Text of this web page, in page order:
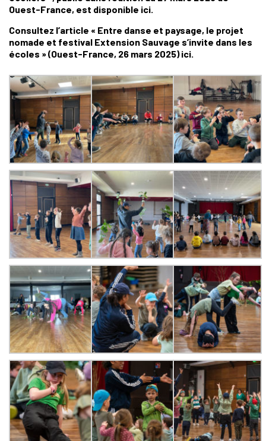
Ouest-France, est disponible ici.
Consultez l’article « Entre danse et paysage, le projet
nomade et festival Extension Sauvage s’invite dans les
écoles » (Ouest-France, 26 mars 2025)ici.